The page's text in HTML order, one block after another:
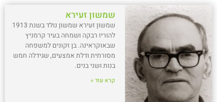
שמשון זעירא
שמשון זעירא שמשון נולד בשנת 1913
להוריו רבקה ושמחה בעיר קרמניץ
שבאוקראינה. בן זקונים למשפחה
מסורתית ודלת אמצעים, שגידלה חמש
בנות ושני בנים.
קרא עוד »